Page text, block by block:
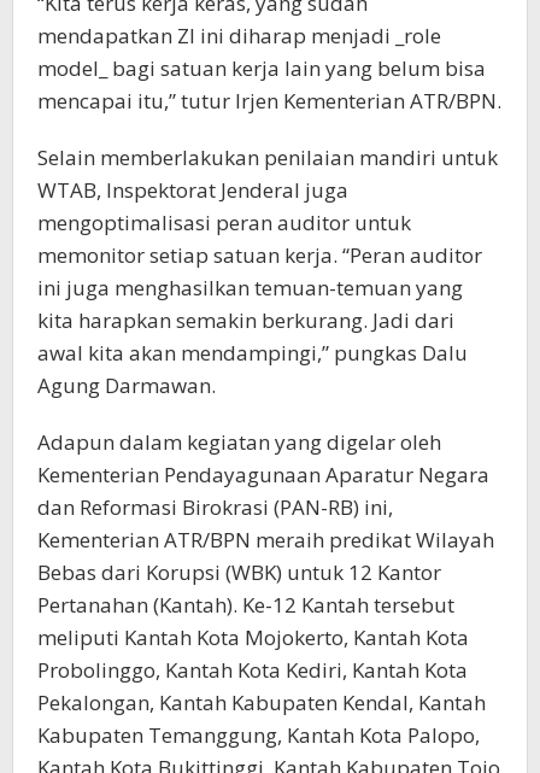
mendapatkan ZI ini diharap menjadi _role
model_ bagi satuan kerja lain yang belum bisa
mencapai itu,” tutur Irjen Kementerian ATR/BPN.
Selain memberlakukan penilaian mandiri untuk
WTAB, Inspektorat Jenderal juga
mengoptimalisasi peran auditor untuk
memonitor setiap satuan kerja. “Peran auditor
ini juga menghasilkan temuan-temuan yang
kita harapkan semakin berkurang. Jadi dari
awal kita akan mendampingi,” pungkas Dalu
Agung Darmawan.
Adapun dalam kegiatan yang digelar oleh
Kementerian Pendayagunaan Aparatur Negara
dan Reformasi Birokrasi (PAN-RB) ini,
Kementerian ATR/BPN meraih predikat Wilayah
Bebas dari Korupsi (WBK) untuk 12 Kantor
Pertanahan (Kantah). Ke-12 Kantah tersebut
meliputi Kantah Kota Mojokerto, Kantah Kota
Probolinggo, Kantah Kota Kediri, Kantah Kota
Pekalongan, Kantah Kabupaten Kendal, Kantah
Kabupaten Temanggung, Kantah Kota Palopo,